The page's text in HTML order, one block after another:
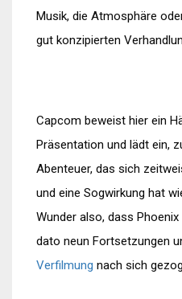
Musik, die Atmosphäre
gut konzipierten
Capcom beweist hier ein
Präsentation und lädt ein,
Abenteuer, das sich
und eine Sogwirkung hat
Wunder also, dass
dato neun Fortsetzungen
Verfilmung nach sich